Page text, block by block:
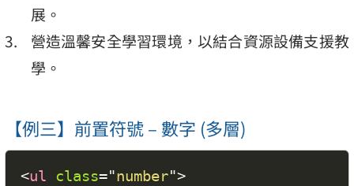
展。
營造溫馨安全學習環境，以結合資源設備支援教
學。
【例三】前置符號 – 數字 (多層)
<ul class="number">